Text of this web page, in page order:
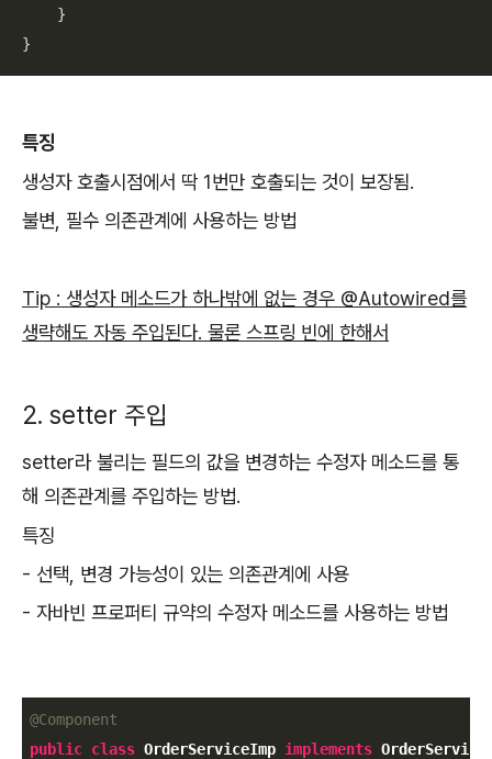
    }
}
특징
생성자 호출시점에서 딱 1번만 호출되는 것이 보장됨.
불변, 필수 의존관계에 사용하는 방법
Tip : 생성자 메소드가 하나밖에 없는 경우 @Autowired를
생략해도 자동 주입된다. 물론 스프링 빈에 한해서
2. setter 주입
setter라 불리는 필드의 값을 변경하는 수정자 메소드를 통
해 의존관계를 주입하는 방법.
특징
- 선택, 변경 가능성이 있는 의존관계에 사용
- 자바빈 프로퍼티 규약의 수정자 메소드를 사용하는 방법
@Component
public class OrderServiceImp implements OrderService